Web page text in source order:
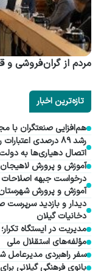
مردم از گران فروشی و
تازه‌ترین اخبار
هم‌افزایی صنعتگران با
رشد ۸۹ درصدی
اتصال دهیاری‌ها به
آموزش و پرورش
درخواست جبهه اصلاحات
آموزش و پرورش
دیدار و بازدید
دخانیات گیلان
مدیریت در ایستگاه
مؤلفه‌های استقلال ملی
سفر راهبردی مدیرعامل
بانوی فرهنگی گیلانی